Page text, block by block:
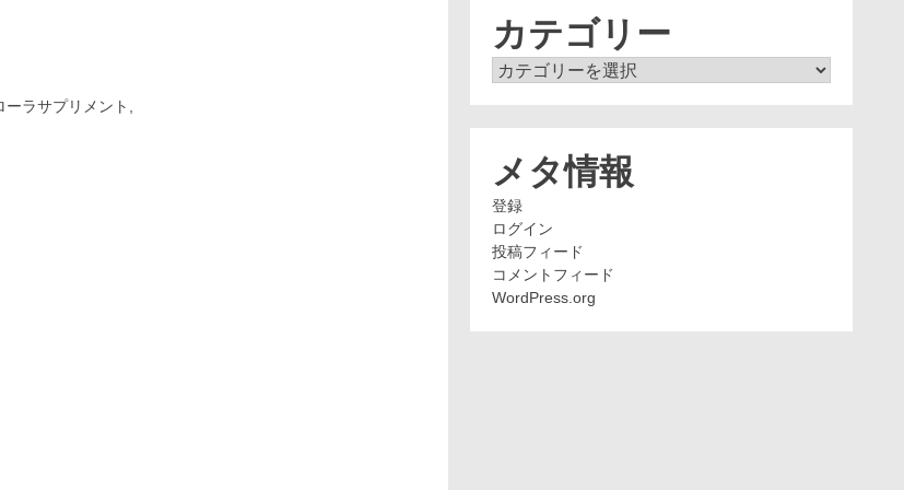
ラサプリメント,
カテゴリー
カ
メタ情報
登録
ログイン
投稿フィード
コメントフィード
WordPress.org